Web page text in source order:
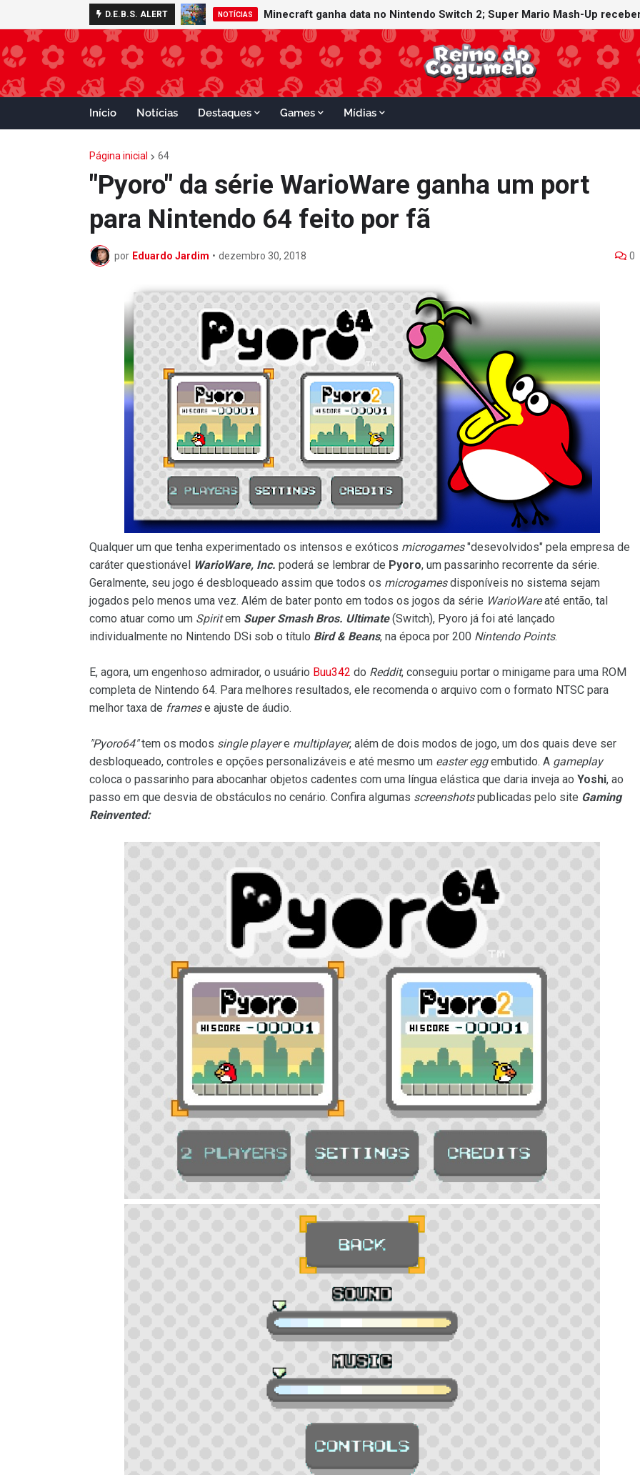
D.E.B.S. ALERT NOTÍCIAS Minecraft ganha data no Nintendo Switch 2; Super Mario Mash-Up
Início Notícias Destaques Games Mídias
Página inicial 64
"Pyoro" da série WarioWare ganha um port
para Nintendo 64 feito por fã
por Eduardo Jardim • dezembro 30, 2018 0
Qualquer um que tenha experimentado os intensos e exóticos microgames"desevolvidos" pela empresa de
caráter questionável WarioWare, Inc. poderá se lembrar de Pyoro, um passarinho recorrente da série.
Geralmente, seu jogo é desbloqueado assim que todos os microgamesdisponíveis no sistema sejam
jogados pelo menos uma vez. Além de bater ponto em todos os jogos da série WarioWareaté então, tal
como atuar como um Spiritem Super Smash Bros. Ultimate(Switch), Pyoro já foi até lançado
individualmente no Nintendo DSi sob o título Bird & Beans, na época por 200 Nintendo Points.
E, agora, um engenhoso admirador, o usuário Buu342 do Reddit, conseguiu portar o minigame para uma ROM
completa de Nintendo 64. Para melhores resultados, ele recomenda o arquivo com o formato NTSC para
melhor taxa de framese ajuste de áudio.
"Pyoro64"tem os modos single playere multiplayer, além de dois modos de jogo, um dos quais deve ser
desbloqueado, controles e opções personalizáveis e até mesmo um easter eggembutido. A gameplay
coloca o passarinho para abocanhar objetos cadentes com uma língua elástica que daria inveja ao Yoshi, ao
passo em que desvia de obstáculos no cenário. Confira algumas screenshotspublicadas pelo site Gaming
Reinvented: